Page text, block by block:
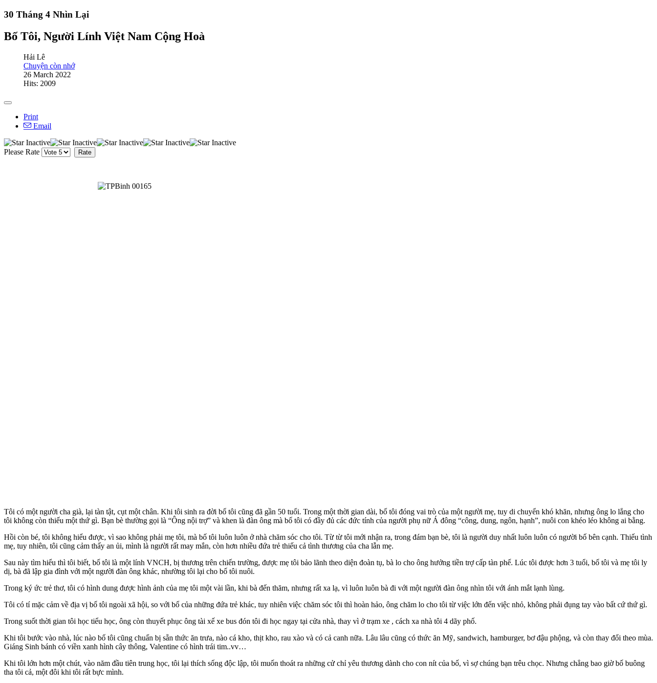
30 Tháng 4 Nhìn Lại
Bố Tôi, Người Lính Việt Nam Cộng Hoà
Hải Lê
Chuyện còn nhớ
26 March 2022
Hits: 2009
Print
Email
Please Rate
Tôi có một người cha già, lại tàn tật, cụt một chân. Khi tôi sinh ra đời bố tôi cũng đã gần 50 tuổi. Trong một thời gian dài, bố tôi đóng vai trò của một người mẹ, tuy di chuyển khó khăn, nhưng ông lo lắng cho
tôi không còn thiếu một thứ gì. Bạn bè thường gọi là “Ông nội trợ” và khen là đàn ông mà bố tôi có đầy đủ các đức tính của người phụ nữ Á đông “công, dung, ngôn, hạnh”, nuôi con khéo léo không ai bằng.
Hồi còn bé, tôi không hiểu được, vì sao không phải mẹ tôi, mà bố tôi luôn luôn ở nhà chăm sóc cho tôi. Từ từ tôi mới nhận ra, trong đám bạn bè, tôi là người duy nhất luôn luôn có người bố bên cạnh. Thiếu tình
mẹ, tuy nhiên, tôi cũng cảm thấy an ủi, mình là người rất may mắn, còn hơn nhiều đứa trẻ thiếu cả tình thương của cha lẫn mẹ.
Sau này tìm hiểu thì tôi biết, bố tôi là một lính VNCH, bị thương trên chiến trường, được mẹ tôi bảo lãnh theo diện đoàn tụ, bà lo cho ông hưởng tiền trợ cấp tàn phế. Lúc tôi được hơn 3 tuổi, bố tôi và mẹ tôi ly
dị, bà đã lập gia đình với một người đàn ông khác, nhường tôi lại cho bố tôi nuôi.
Trong ký ức trẻ thơ, tôi có hình dung được hình ảnh của mẹ tôi một vài lần, khi bà đến thăm, nhưng rất xa lạ, vì luôn luôn bà đi với một người đàn ông nhìn tôi với ánh mắt lạnh lùng.
Tôi có tí mặc cảm về địa vị bố tôi ngoài xã hội, so với bố của những đứa trẻ khác, tuy nhiên việc chăm sóc tôi thì hoàn hảo, ông chăm lo cho tôi từ việc lớn đến việc nhỏ, không phải đụng tay vào bất cứ thứ gì.
Trong suốt thời gian tôi học tiểu học, ông còn thuyết phục ông tài xế xe bus đón tôi đi học ngay tại cửa nhà, thay vì ở trạm xe , cách xa nhà tôi 4 dãy phố.
Khi tôi bước vào nhà, lúc nào bố tôi cũng chuẩn bị sẵn thức ăn trưa, nào cá kho, thịt kho, rau xào và có cả canh nữa. Lâu lâu cũng có thức ăn Mỹ, sandwich, hamburger, bơ đậu phộng, và còn thay đổi theo mùa.
Giáng Sinh bánh có viền xanh hình cây thông, Valentine có hình trái tim..vv…
Khi tôi lớn hơn một chút, vào năm đầu tiên trung học, tôi lại thích sống độc lập, tôi muốn thoát ra những cử chỉ yêu thương dành cho con nít của bố, vì sợ chúng bạn trêu chọc. Nhưng chẳng bao giờ bố buông
tha tôi cả, một đôi khi tôi rất bực mình.